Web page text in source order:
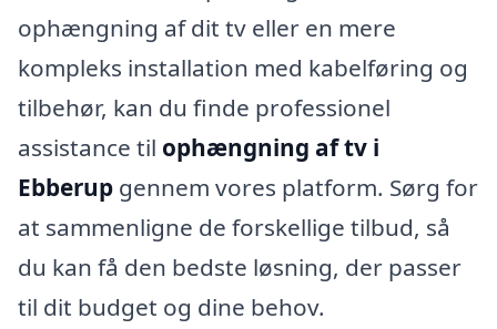
ophængning af dit tv eller en mere
kompleks installation med kabelføring og
tilbehør, kan du finde professionel
assistance til ophængning af tv i
Ebberup gennem vores platform. Sørg for
at sammenligne de forskellige tilbud, så
du kan få den bedste løsning, der passer
til dit budget og dine behov.